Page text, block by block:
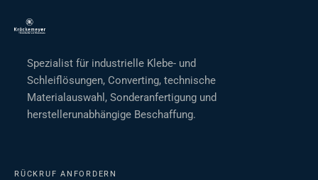
Spezialist für industrielle Klebe- und
Schleiflösungen, Converting, technische
Materialauswahl, Sonderanfertigung und
herstellerunabhängige Beschaffung.
RÜCKRUF ANFORDERN